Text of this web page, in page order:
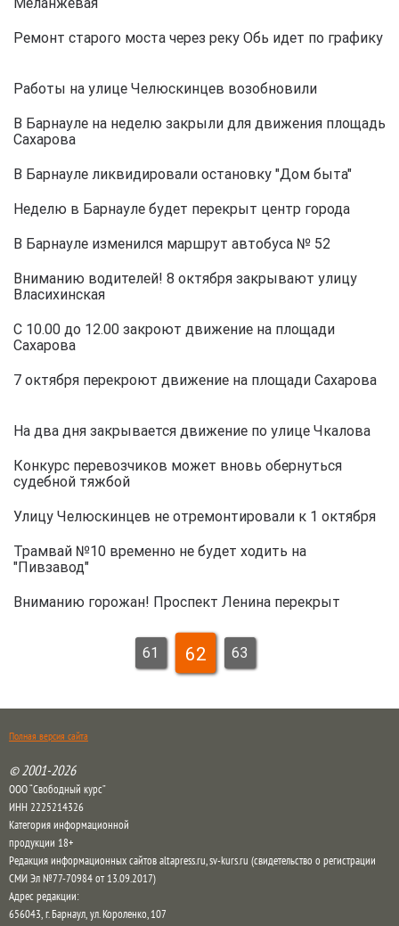
Ремонт старого моста через реку Обь идет по графику
Работы на улице Челюскинцев возобновили
В Барнауле на неделю закрыли для движения площадь
Сахарова
В Барнауле ликвидировали остановку "Дом быта"
Неделю в Барнауле будет перекрыт центр города
В Барнауле изменился маршрут автобуса № 52
Вниманию водителей! 8 октября закрывают улицу
Власихинская
C 10.00 до 12.00 закроют движение на площади
Сахарова
7 октября перекроют движение на площади Сахарова
На два дня закрывается движение по улице Чкалова
Конкурс перевозчиков может вновь обернуться
судебной тяжбой
Улицу Челюскинцев не отремонтировали к 1 октября
Трамвай №10 временно не будет ходить на
"Пивзавод"
Вниманию горожан! Проспект Ленина перекрыт
61 62 63
Полная версия сайта
© 2001-2026
ООО “Свободный курс”
ИНН 2225214326
Категория информационной
продукции 18+
Редакция информационных сайтов altapress.ru, sv-kurs.ru (свидетельство о регистрации
СМИ Эл №77-70984 от 13.09.2017)
Адрес редакции:
656043,г. Барнаул,ул. Короленко, 107